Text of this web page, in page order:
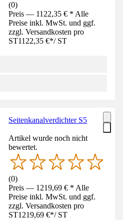
(0)
Preis — 1122,35 € * Alle
Preise inkl. MwSt. und ggf.
zzgl. Versandkosten pro
ST1122,35 €*/ ST
Seitenkanalverdichter S5
Artikel wurde noch nicht
bewertet.
(0)
Preis — 1219,69 € * Alle
Preise inkl. MwSt. und ggf.
zzgl. Versandkosten pro
ST1219,69 €*/ ST